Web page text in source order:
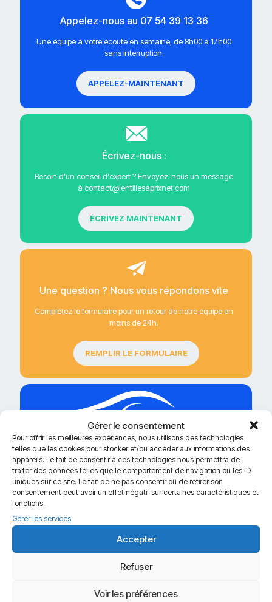
Gérer le consentement
Pour offrir les meilleures expériences, nous utilisons des technologies
telles que les cookies pour stocker et/ou accéder aux informations des
appareils. Le fait de consentir à ces technologies nous permettra de
traiter des données telles que le comportement de navigation ou les ID
uniques sur ce site. Le fait de ne pas consentir ou de retirer son
consentement peut avoir un effet négatif sur certaines caractéristiques et
fonctions.
Gérer les services
Accepter
Refuser
Voir les préférences
Appelez-nous au 07 54 39 13 36
Une équipe à votre écoute en semaine, de 8h00 à 17h00
sans interruption.
APPELEZ-MAINTENANT
Écrivez-nous :
Besoin d'un conseil d'expert ? Envoyez-nous un message
à contact@lentillesaprixnet.com
ÉCRIVEZ MAINTENANT
Une question ? Nous vous répondons vite
Complétez le formulaire pour un retour de notre équipe en
moins de 24h.
REMPLIR LE FORMULAIRE
Recevez notre guide GRATUIT pour l’utilisation de vos
lentilles !
Indiquez nous vos informations de contact et pour